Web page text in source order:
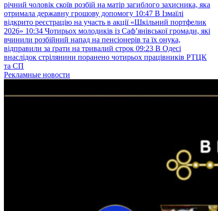
річний чоловік скоїв розбій на матір загиблого захисника, яка
отримала державну грошову допомогу 10:47 В Ізмаїлі
відкрито реєстрацію на участь в акції «Шкільний портфелик
2026» 10:34 Чотирьох молодиків із Саф’янівської громади, які
вчинили розбійний напад на пенсіонерів та їх онука,
відправили за ґрати на тривалий строк 09:23 В Одесі
внаслідок стрілянини поранено чотирьох працівників РТЦК
та СП
Рекламные новости